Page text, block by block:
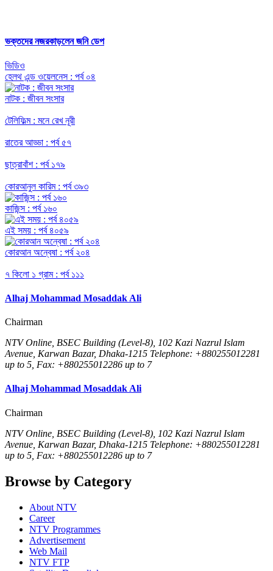
ভক্তদের নজরকাড়লেন জনি ডেপ
ভিডিও
হেলথ এন্ড ওয়েলনেস : পর্ব ০৪
নাটক : জীবন সংসার
টেলিফিল্ম : মনে রেখ নূরী
রাতের আড্ডা : পর্ব ৫৭
ছাত্রাবাঁশ : পর্ব ১৭৯
কোরআনুল কারিম : পর্ব ৩৯৩
কাজিন্স : পর্ব ১৬০
এই সময় : পর্ব ৪০৫৯
কোরআন অন্বেষা : পর্ব ২০৪
৭ কিলো ১ গ্রাম : পর্ব ১১১
Alhaj Mohammad Mosaddak Ali
Chairman
NTV Online, BSEC Building (Level-8), 102 Kazi Nazrul Islam
Avenue, Karwan Bazar, Dhaka-1215 Telephone: +880255012281
up to 5, Fax: +880255012286 up to 7
Alhaj Mohammad Mosaddak Ali
Chairman
NTV Online, BSEC Building (Level-8), 102 Kazi Nazrul Islam
Avenue, Karwan Bazar, Dhaka-1215 Telephone: +880255012281
up to 5, Fax: +880255012286 up to 7
Browse by Category
About NTV
Career
NTV Programmes
Advertisement
Web Mail
NTV FTP